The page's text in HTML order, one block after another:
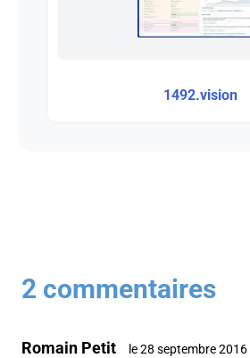
1492.vision
2 commentaires
Romain Petit le 28 septembre